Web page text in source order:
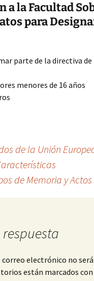
a la Facultad
para
parte de la directiva
menores de 16 años
de la Unión
de Memoria y
correo electrónico no
están marcados con